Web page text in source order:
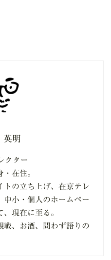
英明
クター
在住。
トの立ち上げ、在京テレ
中小・個人のホームペー
現在に至る。
戦、お酒、問わず語りの